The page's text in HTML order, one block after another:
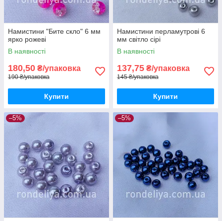
Намистини "Бите скло" 6 мм
ярко рожеві
В наявності
180,50 ₴/упаковка
190 ₴/упаковка
Купити
Намистини перламутрові 6
мм світло сірі
В наявності
137,75 ₴/упаковка
145 ₴/упаковка
Купити
–5% –5%